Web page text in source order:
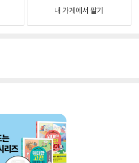
내 가게에서 팔기